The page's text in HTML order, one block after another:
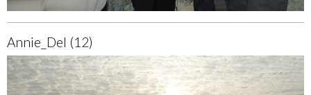
Annie_Del (12)